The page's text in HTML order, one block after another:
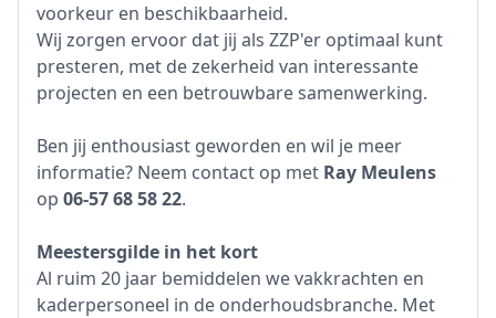
voorkeur en beschikbaarheid.
Wij zorgen ervoor dat jij als ZZP'er optimaal kunt
presteren, met de zekerheid van interessante
projecten en een betrouwbare samenwerking.
Ben jij enthousiast geworden en wil je meer
informatie? Neem contact op met Ray Meulens
op 06-57 68 58 22.
Meestersgilde in het kort
Al ruim 20 jaar bemiddelen we vakkrachten en
kaderpersoneel in de onderhoudsbranche. Met